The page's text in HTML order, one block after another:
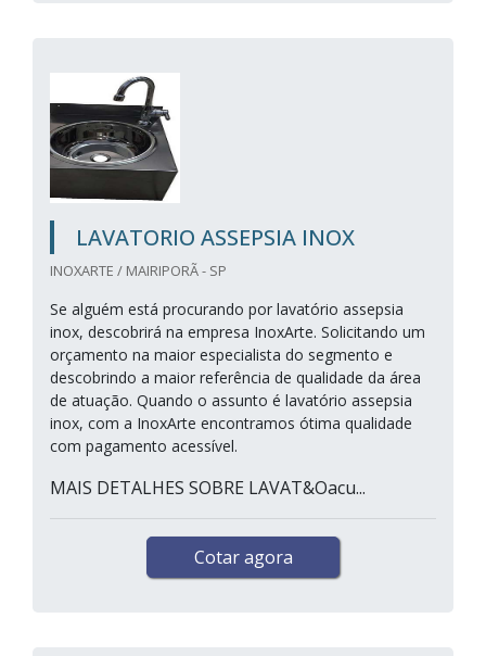
LAVATORIO ASSEPSIA INOX
INOXARTE / MAIRIPORÃ - SP
Se alguém está procurando por lavatório assepsia
inox, descobrirá na empresa InoxArte. Solicitando um
orçamento na maior especialista do segmento e
descobrindo a maior referência de qualidade da área
de atuação. Quando o assunto é lavatório assepsia
inox, com a InoxArte encontramos ótima qualidade
com pagamento acessível.
MAIS DETALHES SOBRE LAVAT&Oacu...
Cotar agora